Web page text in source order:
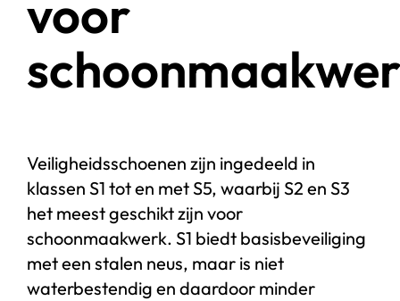
voor
Veiligheidsschoenen zijn ingedeeld in
klassen S1 tot en met S5, waarbij S2 en S3
het meest geschikt zijn voor
schoonmaakwerk. S1 biedt basisbeveiliging
met een stalen neus, maar is niet
waterbestendig en daardoor minder